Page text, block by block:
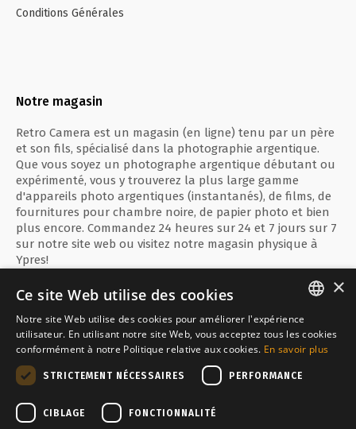
Conditions Générales
Notre magasin
Retro Camera est un magasin (en ligne) tenu par un père
et son fils, spécialisé dans la photographie argentique.
Que vous soyez un photographe argentique débutant ou
expérimenté, vous y trouverez la plus large gamme
d'appareils photo argentiques (instantanés), de films, de
fournitures pour chambre noire, de papier photo et bien
plus encore. Commandez 24 heures sur 24 et 7 jours sur 7
sur notre site web ou visitez notre magasin physique à
Ypres!
Paiement sécurisé avec
ENGLISH
FRANÇAIS
×
Ce site Web utilise des cookies
Notre site Web utilise des cookies pour améliorer l'expérience
utilisateur. En utilisant notre site Web, vous acceptez tous les cookies
conformément à notre Politique relative aux cookies. En savoir plus
STRICTEMENT NÉCESSAIRES PERFORMANCE
CIBLAGE FONCTIONNALITÉ